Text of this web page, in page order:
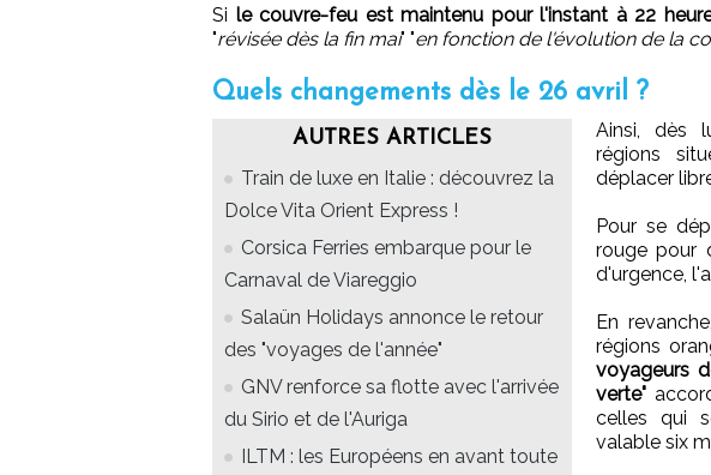
Si le couvre-feu est maintenu pour l'instant à 22
"révisée dès la fin mai" "en fonction de l'évolution de la
Quels changements dès le 26 avril ?
AUTRES ARTICLES
Train de luxe en Italie : découvrez la
Dolce Vita Orient Express !
Corsica Ferries embarque pour le
Carnaval de Viareggio
Salaün Holidays annonce le retour
des "voyages de l'année"
GNV renforce sa flotte avec l'arrivée
du Sirio et de l'Auriga
ILTM : les Européens en avant toute
Ainsi, dès
régions
déplacer
Pour se
rouge pour
d'urgence,
En
régions
voyageurs
verte"
celles qui
valable six